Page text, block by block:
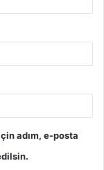
adım, e-posta